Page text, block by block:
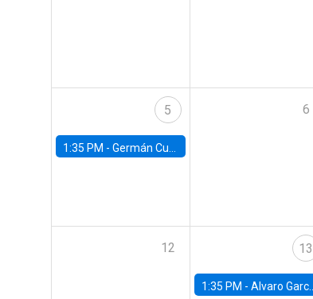
5
1:35 PM - Germán Cubas, University of Houston
6
12 13
1:35 PM - Alvaro Garcia-Marin, Universidad de Los Andes